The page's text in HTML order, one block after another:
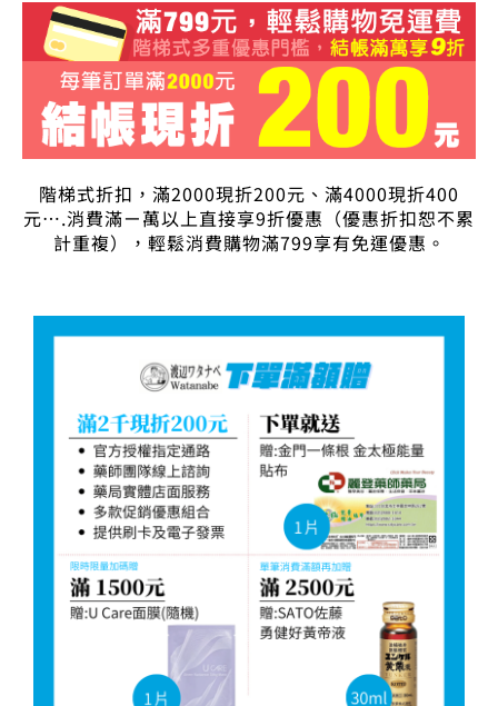
階梯式折扣，滿2000現折200元、滿4000現折400
元….消費滿ㄧ萬以上直接享9折優惠（優惠折扣恕不累
計重複），輕鬆消費購物滿799享有免運優惠。